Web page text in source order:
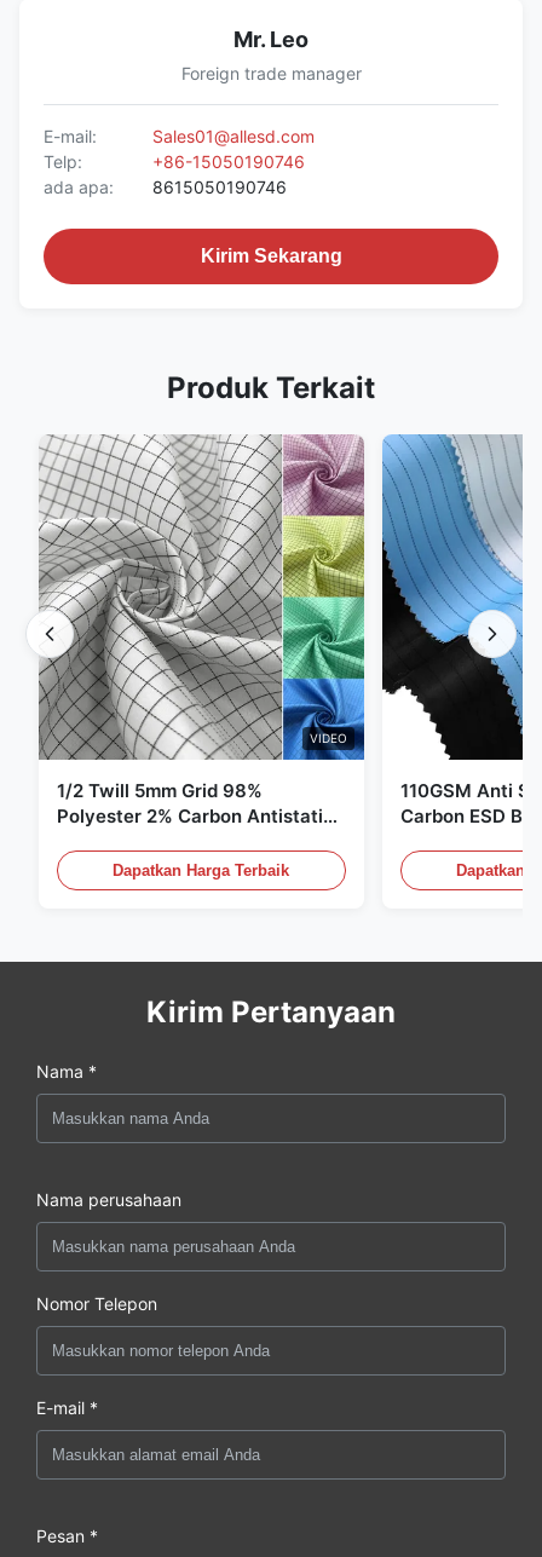
Mr. Leo
Foreign trade manager
E-mail:
Sales01@allesd.com
Telp:
+86-15050190746
ada apa:
8615050190746
Kirim Sekarang
Produk Terkait
VIDEO
1/2 Twill 5mm Grid 98%
Polyester 2% Carbon Antistatic
Dapatkan Harga Terbaik
110GSM Anti
Carbon ESD
Dapatkan
Kirim Pertanyaan
Nama *
Nama perusahaan
Nomor Telepon
E-mail *
Pesan *